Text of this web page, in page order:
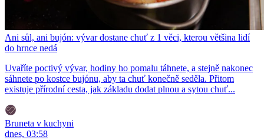
Ani sůl, ani bujón: vývar dostane chuť z 1 věci, kterou většina lidí
do hrnce nedá
Uvaříte poctivý vývar, hodiny ho pomalu táhnete, a stejně nakonec
sáhnete po kostce bujónu, aby ta chuť konečně seděla. Přitom
existuje přírodní cesta, jak základu dodat plnou a sytou chuť...
Bruneta v kuchyni
dnes, 03:58